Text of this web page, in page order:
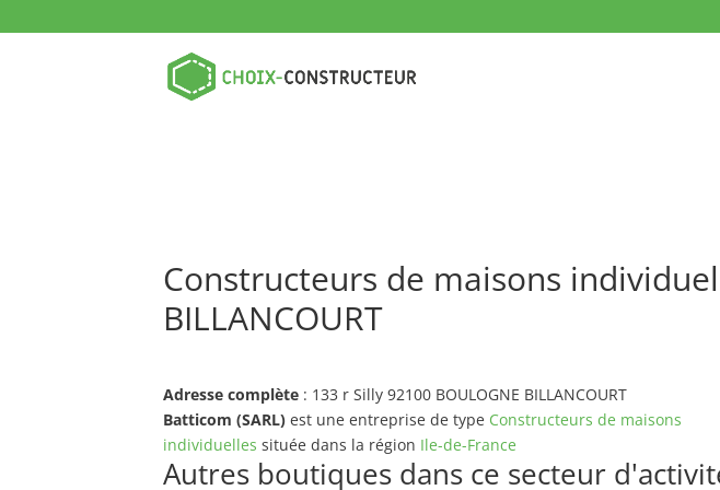
Constructeurs de maisons
BILLANCOURT
Adresse complète : 133 r Silly 92100 BOULOGNE BILLANCOURT
Batticom (SARL) est une entreprise de type Constructeurs de maisons
individuelles située dans la région Ile-de-France
Autres boutiques dans ce secteur